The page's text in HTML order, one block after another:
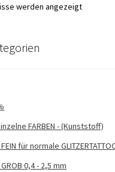
werden angezeigt
FARBEN - (Kunststoff)
für normale
0,4 - 2,5 mm